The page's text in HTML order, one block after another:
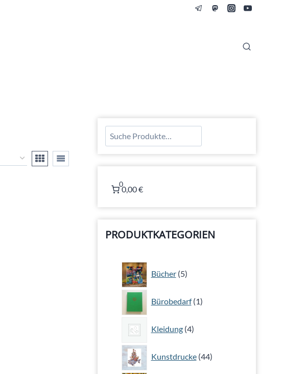
Suchen
0
0,00 €
PRODUKTKATEGORIEN
Bücher 5
Produkte
Bürobedarf 1
Produkt
Kleidung 4
Produkte
Kunstdrucke 44
Produkte